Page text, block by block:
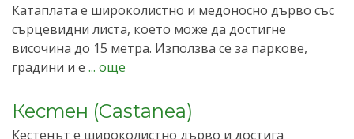
Катаплата е широколистно и медоносно дърво със
сърцевидни листа, което може да достигне
височина до 15 метра. Използва се за паркове,
градини и е ... още
Кестен (Castanea)
Кестенът е широколистно дърво и достига